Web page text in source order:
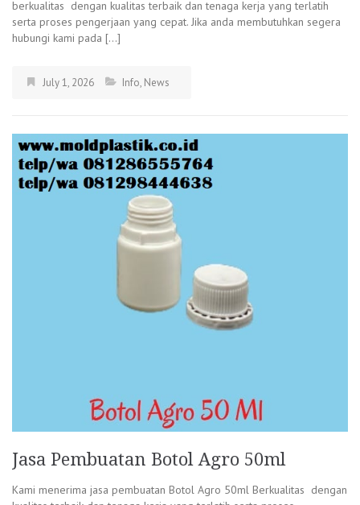
berkualitas dengan kualitas terbaik dan tenaga kerja yang terlatih
serta proses pengerjaan yang cepat. Jika anda membutuhkan segera
hubungi kami pada […]
July 1, 2026 Info, News
Jasa Pembuatan Botol Agro 50ml
Kami menerima jasa pembuatan Botol Agro 50ml Berkualitas dengan